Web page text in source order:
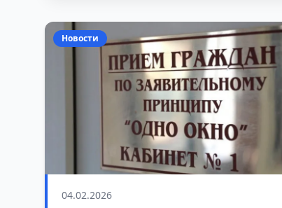
Новости
04.02.2026